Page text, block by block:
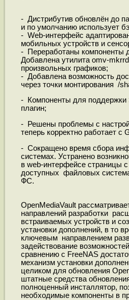
- Дистрибутив обновлён до
и по умолчанию использует
- Web-интерфейс
мобильных устройств и
- Переработаны компоненты
Добавлена утилита omv-
произвольных графиков;
- Добавлена возможность
через точки монтирования /
- Компоненты для
плагин;
- Решены проблемы с
теперь корректно работает с
- Сокращено время сбора
системах. Устранено
в web-интерфейсе страницы
доступных файловых
ФС.
OpenMediaVault
направлений разработки
встраиваемых устройств и
установки дополнений, в то
ключевым направлением
задействование
сравнению с FreeNAS
механизм установки
целиком для обновления
штатные средства
полноценный инсталлятор,
необходимые компоненты в